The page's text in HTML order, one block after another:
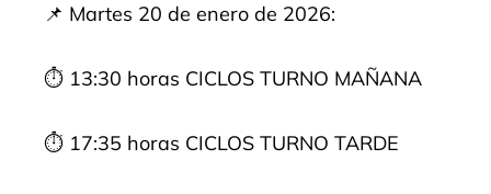
📌 Martes 20 de enero de 2026:
⏱️ 13:30 horas CICLOS TURNO MAÑANA
⏱️ 17:35 horas CICLOS TURNO TARDE